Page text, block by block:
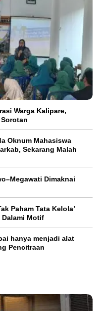
Warga Kalipare,
Oknum Mahasiswa
Sekarang Malah
Dimaknai
Paham Tata Kelola’
Dalami Motif
hanya menjadi alat
Pencitraan